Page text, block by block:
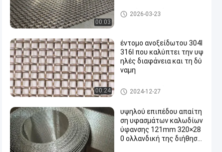
00:03
υφαμένο SS πλέγμα καλωδί
ων
2026-03-23
00:24
έντομο ανοξείδωτου 304l
316l που καλύπτει την υψ
ηλές διαφάνεια και τη δύ
ναμη
υφαμένο SS πλέγμα καλωδί
ων
2024-12-27
υψηλού επιπέδου απαίτη
ση υφασμάτων καλωδίων
ύφανσης 121mm 320×28
0 ολλανδική της διήθηση